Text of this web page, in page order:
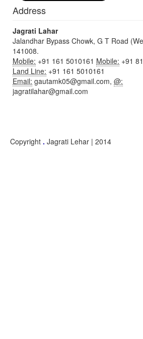
Address
Jagrati Lahar
Jalandhar Bypass Chowk, G T Road
141008.
Mobile: +91 161 5010161 Mobile: +91
Land Line: +91 161 5010161
Email: gautamk05@gmail.com, @:
jagratilahar@gmail.com
Copyright . Jagrati Lehar | 2014